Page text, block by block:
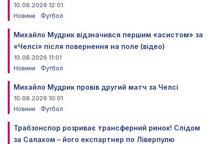
10.08.2026 12:01
Новини
Футбол
Михайло Мудрик відзначився першим «асистом» за
«Челсі» після повернення на поле (відео)
10.08.2026 11:01
Новини
Футбол
Михайло Мудрик провів другий матч за Челсі
10.08.2026 10:01
Новини
Футбол
Трабзонспор розриває трансферний ринок! Слідом
за Салахом – його експартнер по Ліверпулю